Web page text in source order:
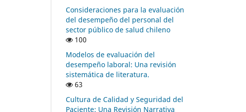
Consideraciones para la evaluación
del desempeño del personal del
sector público de salud chileno
100
Modelos de evaluación del
desempeño laboral: Una revisión
sistemática de literatura.
63
Cultura de Calidad y Seguridad del
Paciente: Una Revisión Narrativa